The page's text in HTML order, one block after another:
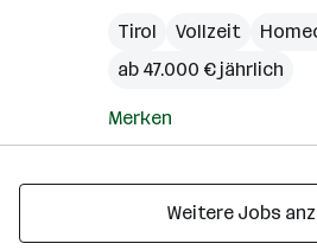
Tirol
Vollzeit
ab 47.000 € jährlich
Merken
Weitere Jobs